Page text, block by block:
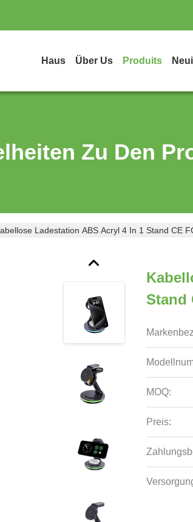
Haus Über Us Produits
Zu Den
Ladestation ABS Acryl 4 In 1 Stand CE
Stand
MOQ:
Preis: